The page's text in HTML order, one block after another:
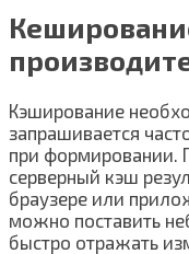
Кэширование
запрашивается
при формировании.
серверный кэш
браузере или
можно поставить
быстро отражать